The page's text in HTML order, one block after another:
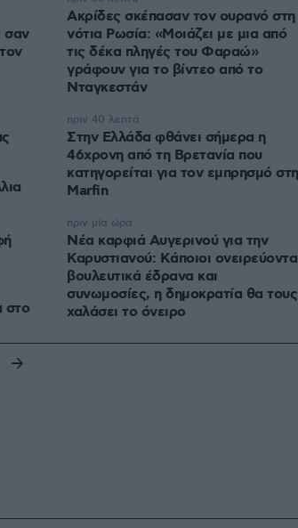
σαν
στο
Ακρίδες σκέπασαν τον ουρανό στη
νότια Ρωσία: «Μοιάζει με μια από
τις δέκα πληγές του Φαραώ»
γράφουν για το βίντεο από το
Νταγκεστάν
Στην Ελλάδα φθάνει σήμερα η
46χρονη από τη Βρετανία που
κατηγορείται για τον εμπρησμό στη
Marfin
πριν 40 λεπτά
Νέα καρφιά Αυγερινού για την
Καρυστιανού: Kάποιοι
βουλευτικά έδρανα και
συνωμοσίες, η δημοκρατία θα τους
χαλάσει το όνειρο
πριν μία ώρα